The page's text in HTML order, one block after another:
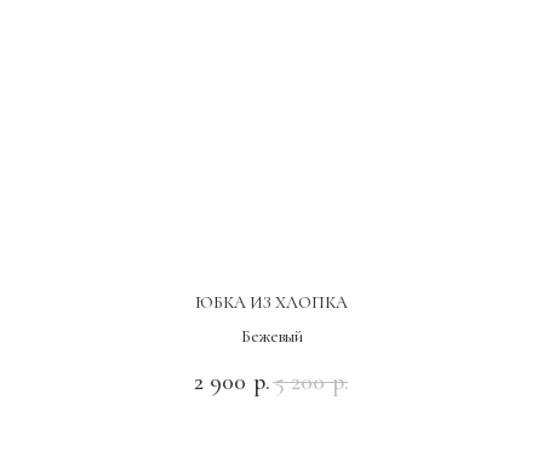
ЮБКА ИЗ ХЛОПКА
Бежевый
2 900 р.5 200 р.